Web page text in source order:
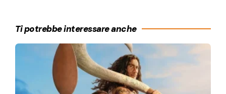
Ti potrebbe interessare anche